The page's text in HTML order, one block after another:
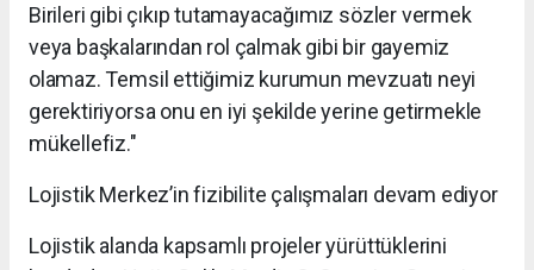
Birileri gibi çıkıp tutamayacağımız sözler vermek
veya başkalarından rol çalmak gibi bir gayemiz
olamaz. Temsil ettiğimiz kurumun mevzuatı neyi
gerektiriyorsa onu en iyi şekilde yerine getirmekle
mükellefiz."
Lojistik Merkez’in fizibilite çalışmaları devam ediyor
Lojistik alanda kapsamlı projeler yürüttüklerini